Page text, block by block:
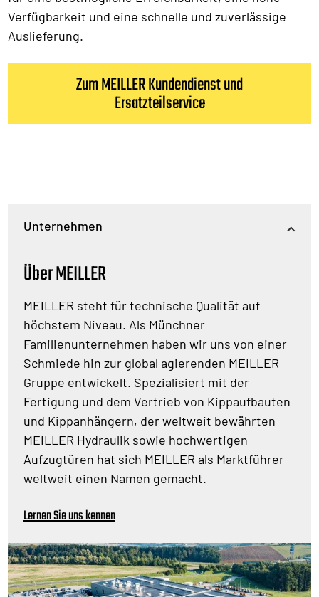
Verfügbarkeit und eine schnelle und zuverlässige
Auslieferung.
Zum MEILLER Kundendienst und
Ersatzteilservice
Unternehmen
Über MEILLER
MEILLER steht für technische Qualität auf
höchstem Niveau. Als Münchner
Familienunternehmen haben wir uns von einer
Schmiede hin zur global agierenden MEILLER
Gruppe entwickelt. Spezialisiert mit der
Fertigung und dem Vertrieb von Kippaufbauten
und Kippanhängern, der weltweit bewährten
MEILLER Hydraulik sowie hochwertigen
Aufzugtüren hat sich MEILLER als Marktführer
weltweit einen Namen gemacht.
Lernen Sie uns kennen